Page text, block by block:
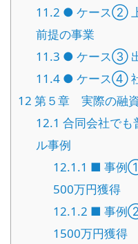
11.2 ● ケース②
前提の事業
11.3 ● ケース③
11.4● ケース④ 社
12 第５章 実際の融
12.1 合同会社でも
ル事例
12.1.1 ■ 事例①
500万円獲得
12.1.2 ■ 事例②
1500万円獲得